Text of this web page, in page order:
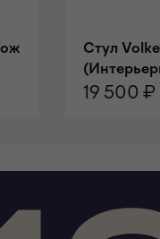
Стул
19 500 ₽